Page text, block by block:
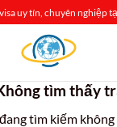
uy tín, chuyên nghiệp
tìm thấy
tìm kiếm không